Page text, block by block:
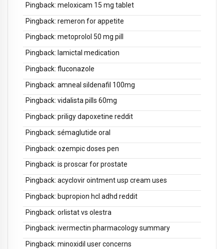
Pingback: meloxicam 15 mg tablet
Pingback: remeron for appetite
Pingback: metoprolol 50 mg pill
Pingback: lamictal medication
Pingback: fluconazole
Pingback: amneal sildenafil 100mg
Pingback: vidalista pills 60mg
Pingback: priligy dapoxetine reddit
Pingback: sémaglutide oral
Pingback: ozempic doses pen
Pingback: is proscar for prostate
Pingback: acyclovir ointment usp cream uses
Pingback: bupropion hcl adhd reddit
Pingback: orlistat vs olestra
Pingback: ivermectin pharmacology summary
Pingback: minoxidil user concerns